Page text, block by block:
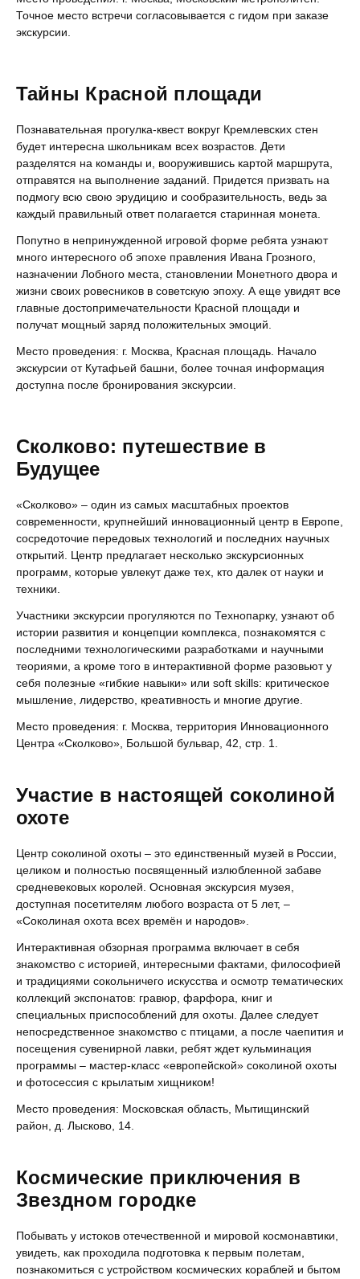
Точное место встречи согласовывается с гидом при заказе
экскурсии.
Тайны Красной площади
Познавательная прогулка-квест вокруг Кремлевских стен
будет интересна школьникам всех возрастов. Дети
разделятся на команды и, вооружившись картой маршрута,
отправятся на выполнение заданий. Придется призвать на
подмогу всю свою эрудицию и сообразительность, ведь за
каждый правильный ответ полагается старинная монета.
Попутно в непринужденной игровой форме ребята узнают
много интересного об эпохе правления Ивана Грозного,
назначении Лобного места, становлении Монетного двора и
жизни своих ровесников в советскую эпоху. А еще увидят все
главные достопримечательности Красной площади и
получат мощный заряд положительных эмоций.
Место проведения: г. Москва, Красная площадь. Начало
экскурсии от Кутафьей башни, более точная информация
доступна после бронирования экскурсии.
Сколково: путешествие в
Будущее
«Сколково» – один из самых масштабных проектов
современности, крупнейший инновационный центр в Европе,
сосредоточие передовых технологий и последних научных
открытий. Центр предлагает несколько экскурсионных
программ, которые увлекут даже тех, кто далек от науки и
техники.
Участники экскурсии прогуляются по Технопарку, узнают об
истории развития и концепции комплекса, познакомятся с
последними технологическими разработками и научными
теориями, а кроме того в интерактивной форме разовьют у
себя полезные «гибкие навыки» или soft skills: критическое
мышление, лидерство, креативность и многие другие.
Место проведения: г. Москва, территория Инновационного
Центра «Сколково», Большой бульвар, 42, стр. 1.
Участие в настоящей соколиной
охоте
Центр соколиной охоты – это единственный музей в России,
целиком и полностью посвященный излюбленной забаве
средневековых королей. Основная экскурсия музея,
доступная посетителям любого возраста от 5 лет, –
«Соколиная охота всех времён и народов».
Интерактивная обзорная программа включает в себя
знакомство с историей, интересными фактами, философией
и традициями сокольничего искусства и осмотр тематических
коллекций экспонатов: гравюр, фарфора, книг и
специальных приспособлений для охоты. Далее следует
непосредственное знакомство с птицами, а после чаепития и
посещения сувенирной лавки, ребят ждет кульминация
программы – мастер-класс «европейской» соколиной охоты
и фотосессия с крылатым хищником!
Место проведения: Московская область, Мытищинский
район, д. Лысково, 14.
Космические приключения в
Звездном городке
Побывать у истоков отечественной и мировой космонавтики,
увидеть, как проходила подготовка к первым полетам,
познакомиться с устройством космических кораблей и бытом